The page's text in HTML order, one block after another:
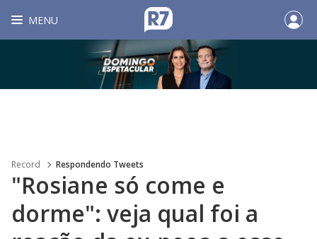
MENU
Record Respondendo Tweets
"Rosiane só come e
dorme": veja qual foi a